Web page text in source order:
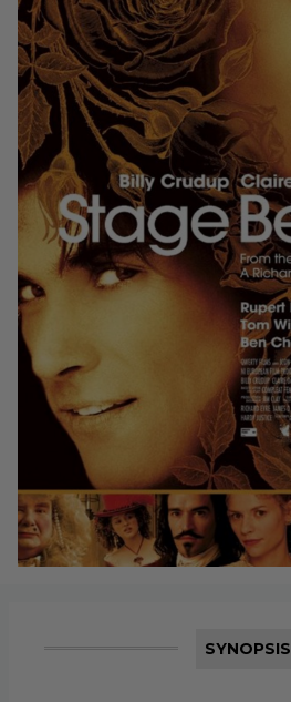
SYNOPSIS